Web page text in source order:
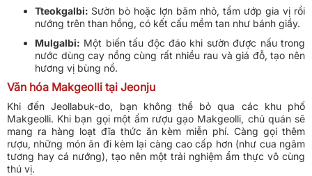
Tteokgalbi: Sườn bò hoặc lợn băm nhỏ, tẩm ướp gia vị rồi
nướng trên than hồng, có kết cấu mềm tan như bánh giầy.
Mulgalbi: Một biến tấu độc đáo khi sườn được nấu trong
nước dùng cay nồng cùng rất nhiều rau và giá đỗ, tạo nên
hương vị bùng nổ.
Văn hóa Makgeolli tại Jeonju
Khi đến Jeollabuk-do, bạn không thể bỏ qua các khu phố
Makgeolli. Khi bạn gọi một ấm rượu gạo Makgeolli, chủ quán sẽ
mang ra hàng loạt đĩa thức ăn kèm miễn phí. Càng gọi thêm
rượu, những món ăn đi kèm lại càng cao cấp hơn (như cua ngâm
tương hay cá nướng), tạo nên một trải nghiệm ẩm thực vô cùng
thú vị.